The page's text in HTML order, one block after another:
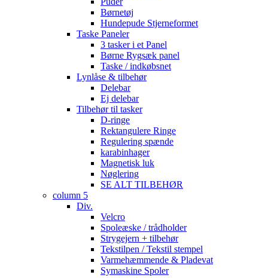
Børnetøj
Hundepude Stjerneformet
Taske Paneler
3 tasker i et Panel
Børne Rygsæk panel
Taske / indkøbsnet
Lynlåse & tilbehør
Delebar
Ej delebar
Tilbehør til tasker
D-ringe
Rektangulere Ringe
Regulering spænde
karabinhager
Magnetisk luk
Nøglering
SE ALT TILBEHØR
column 5
Div.
Velcro
Spoleæske / trådholder
Strygejern + tilbehør
Tekstilpen / Tekstil stempel
Varmehæmmende & Pladevat
Symaskine Spoler